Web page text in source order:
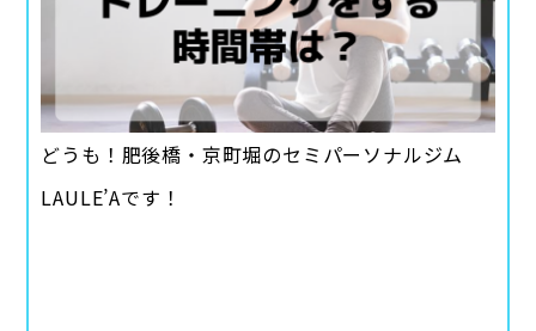
どうも！肥後橋・京町堀のセミパーソナルジム
LAULE’Aです！